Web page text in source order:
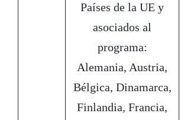
Países de la UE y
asociados al
programa:
Alemania, Austria,
Bélgica, Dinamarca,
Finlandia, Francia,